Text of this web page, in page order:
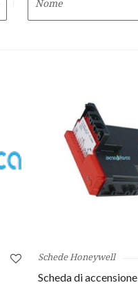
Schede Honeywell
Scheda di accensione